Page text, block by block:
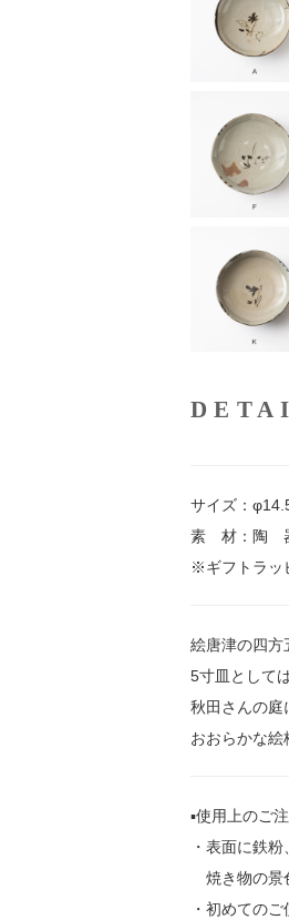
サイズ：
素 材：陶
※ギフトラッ
絵唐津の四方
5寸皿として
秋田さんの庭
おおらかな絵
▪️使用上のご
・表面に鉄
焼き物の景
・初めての